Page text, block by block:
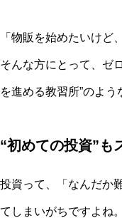
「物販を始めたいけど
そんな方にとって、ゼ
を進める教習所”のよう
“初めての投資”も
投資って、「なんだか
てしまいがちですよね